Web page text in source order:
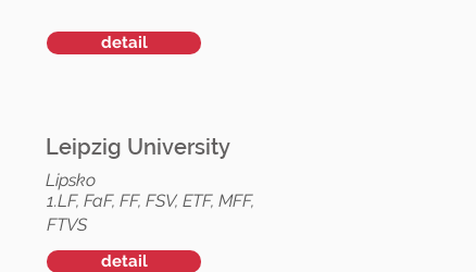
detail
Leipzig University
Lipsko
1.LF, FaF, FF, FSV, ETF, MFF,
FTVS
detail